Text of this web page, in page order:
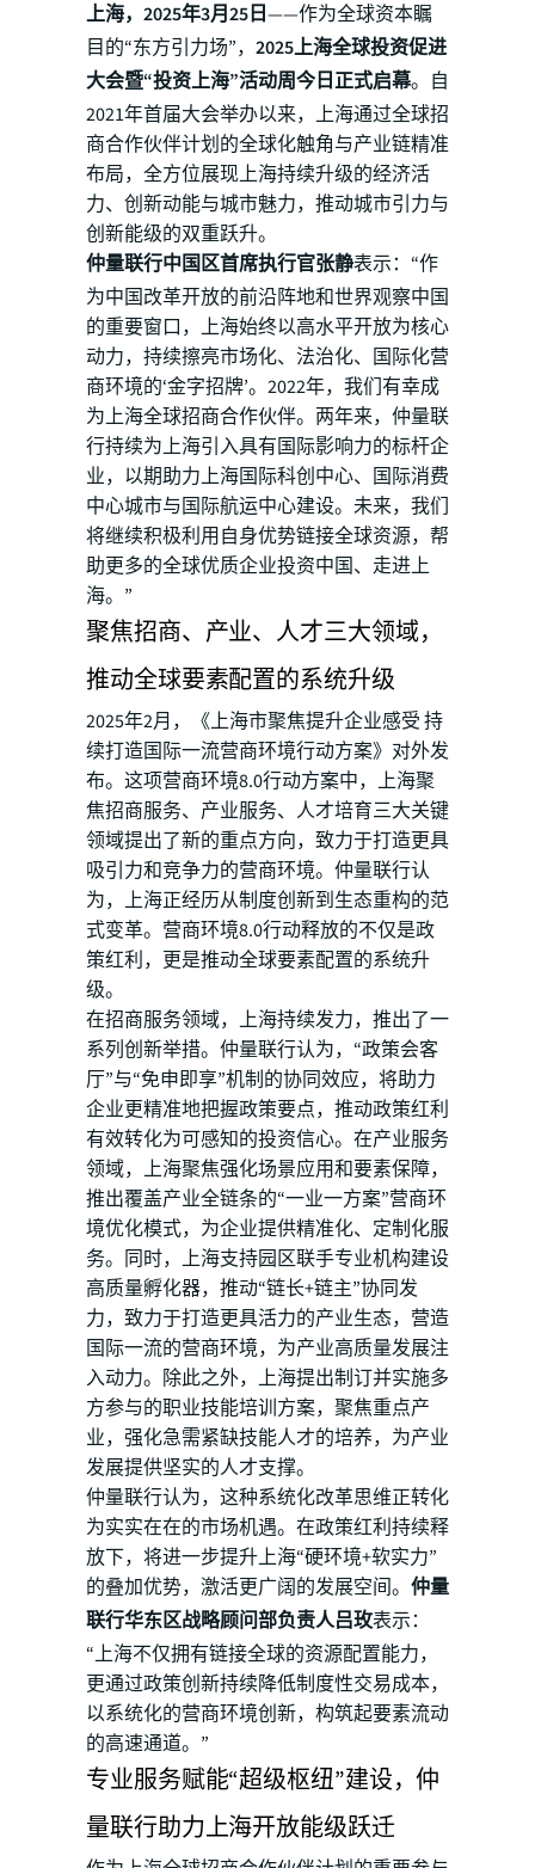
上海，2025年3月25日——作为全球资本瞩
目的“东方引力场”， 2025上海全球投资促进
大会暨“投资上海”活动周今日正式启幕。自
2021年首届大会举办以来，上海通过全球招
商合作伙伴计划的全球化触角与产业链精准
布局，全方位展现上海持续升级的经济活
力、创新动能与城市魅力，推动城市引力与
创新能级的双重跃升。
仲量联行中国区首席执行官张静表示：“作
为中国改革开放的前沿阵地和世界观察中国
的重要窗口，上海始终以高水平开放为核心
动力，持续擦亮市场化、法治化、国际化营
商环境的‘金字招牌’。2022年，我们有幸成
为上海全球招商合作伙伴。两年来，仲量联
行持续为上海引入具有国际影响力的标杆企
业，以期助力上海国际科创中心、国际消费
中心城市与国际航运中心建设。未来，我们
将继续积极利用自身优势链接全球资源，帮
助更多的全球优质企业投资中国、走进上
海。”
聚焦招商、产业、人才三大领域，
推动全球要素配置的系统升级
2025年2月，《上海市聚焦提升企业感受 持
续打造国际一流营商环境行动方案》对外发
布。这项营商环境8.0行动方案中，上海聚
焦招商服务、产业服务、人才培育三大关键
领域提出了新的重点方向，致力于打造更具
吸引力和竞争力的营商环境。仲量联行认
为，上海正经历从制度创新到生态重构的范
式变革。营商环境8.0行动释放的不仅是政
策红利，更是推动全球要素配置的系统升
级。
在招商服务领域，上海持续发力，推出了一
系列创新举措。仲量联行认为，“政策会客
厅”与“免申即享”机制的协同效应，将助力
企业更精准地把握政策要点，推动政策红利
有效转化为可感知的投资信心。在产业服务
领域，上海聚焦强化场景应用和要素保障，
推出覆盖产业全链条的“一业一方案”营商环
境优化模式，为企业提供精准化、定制化服
务。同时，上海支持园区联手专业机构建设
高质量孵化器，推动“链长+链主”协同发
力，致力于打造更具活力的产业生态，营造
国际一流的营商环境，为产业高质量发展注
入动力。除此之外，上海提出制订并实施多
方参与的职业技能培训方案，聚焦重点产
业，强化急需紧缺技能人才的培养，为产业
发展提供坚实的人才支撑。
仲量联行认为，这种系统化改革思维正转化
为实实在在的市场机遇。在政策红利持续释
放下，将进一步提升上海“硬环境+软实力”
的叠加优势，激活更广阔的发展空间。 仲量
联行华东区战略顾问部负责人吕玫表示：
“上海不仅拥有链接全球的资源配置能力，
更通过政策创新持续降低制度性交易成本，
以系统化的营商环境创新，构筑起要素流动
的高速通道。”
专业服务赋能“超级枢纽”建设，仲
量联行助力上海开放能级跃迁